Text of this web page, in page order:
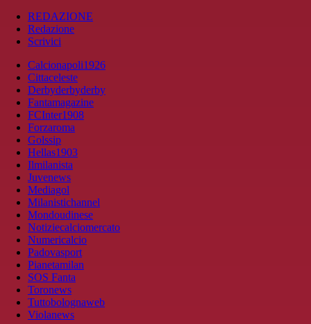
REDAZIONE
Redazione
Scrivici
Calcionapoli1926
Cittaceleste
Derbyderbyderby
Fantamagazine
FCInter1908
Forzaroma
Golssip
Hellas1903
Ilmilanista
Juvenews
Mediagol
Milanistichannel
Mondoudinese
Notiziecalciomercato
Numericalcio
Padovasport
Pianetamilan
SOS Fanta
Toronews
Tuttobolognaweb
Violanews